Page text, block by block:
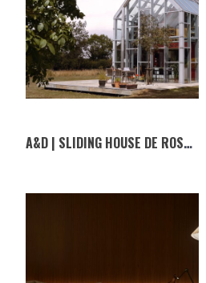
A&D | SLIDING HOUSE DE ROSS RUSSEL EM INGLATERRA